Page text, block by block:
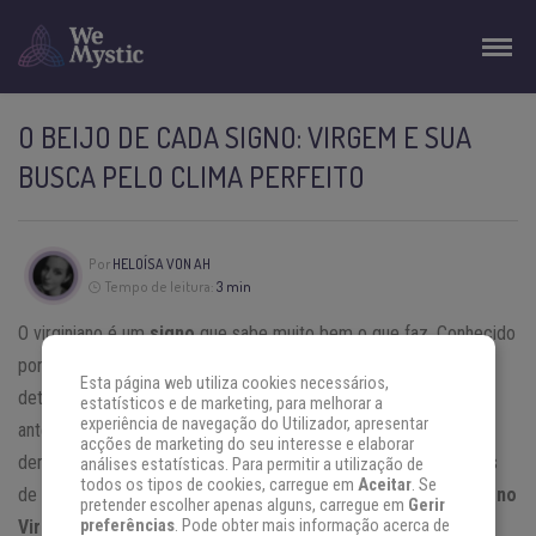
O BEIJO DE CADA SIGNO: VIRGEM E SUA
BUSCA PELO CLIMA PERFEITO
Por HELOÍSA VON AH
Tempo de leitura: 3 min
O virginiano é umsignoque sabe muito bem o que faz. Conhecido
por ser muito atento aos mínimos e quase imperceptíveis
detalhes, ele vai fazer um levantamento completo sobre você
antes de se aproximar. Isso não quer dizer, porém, que isso
demore a acontecer, já que são muito ágeis em seus processos
de observação e dedução. Descubra mais sobreo beijo do signo
Virgem
Esta página web utiliza cookies necessários,
estatísticos e de marketing, para melhorar a
experiência de navegação do Utilizador, apresentar
acções de marketing do seu interesse e elaborar
análises estatísticas. Para permitir a utilização de
todos os tipos de cookies, carregue em Aceitar. Se
pretender escolher apenas alguns, carregue em Gerir
preferências. Pode obter mais informação acerca de